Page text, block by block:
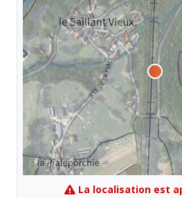
La localisation est